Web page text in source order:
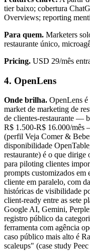
tier baixo; cobertura
Overviews; reporting
Para quem. Marketers
restaurante único,
Pricing. USD 29/mês
4. OpenLens
Onde brilha. OpenLens
market de marketing de
de clientes-restaurante —
R$ 1.500-R$ 16.000/mês
(perfil Veja Comer &
disponibilidade
restaurante) é o que
para piloting clientes
prompts customizados em
cliente em paralelo, com
históricas de visibilidade
client-ready entre as sete
Google AI, Gemini,
registro público da
ferramenta com agência
caso público mais alto é
scaleups" (case study